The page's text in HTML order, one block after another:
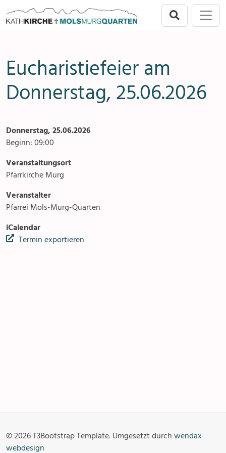
Direkt zur Hauptnavigation springen
Direkt zum Inhalt springen
Eucharistiefeier am
Donnerstag, 25.06.2026
Donnerstag, 25.06.2026
Beginn: 09:00
Veranstaltungsort
Pfarrkirche Murg
Veranstalter
Pfarrei Mols-Murg-Quarten
iCalendar
Termin exportieren
© 2026 T3Bootstrap Template. Umgesetzt durch wendax
webdesign
Menu
Flums
Berschis-Tscherlach
Mols-Murg-Quarten
Mols-Murg-Quarten
Gottesdienste
Angebote & Sakramente
Aktuelles & Fotogalerien
Kirchen & Kapellen
Pfarreizentren
Angebot & Sakramente
Aktuelles
Fotogalerie
Links